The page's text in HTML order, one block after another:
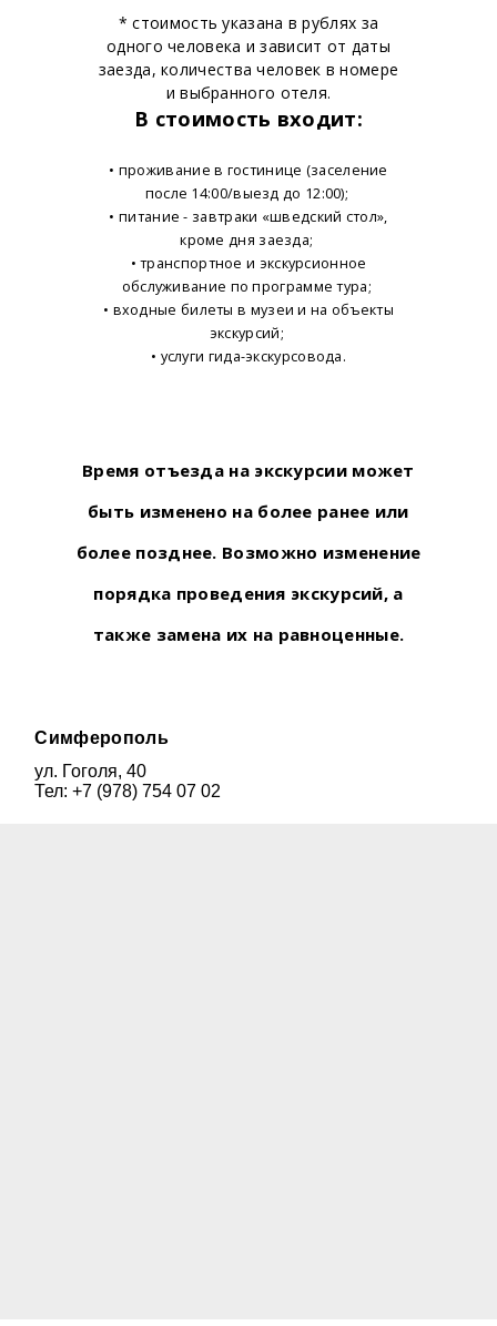
* стоимость указана в рублях за
одного человека и зависит от даты
заезда, количества человек в номере
и выбранного отеля.
В стоимость входит:
• проживание в гостинице (заселение
после 14:00/выезд до 12:00);
• питание - завтраки «шведский стол»,
кроме дня заезда;
• транспортное и экскурсионное
обслуживание по программе тура;
• входные билеты в музеи и на объекты
экскурсий;
• услуги гида-экскурсовода.
Время отъезда на экскурсии может
быть изменено на более ранее или
более позднее. Возможно изменение
порядка проведения экскурсий, а
также замена их на равноценные.
Симферополь
ул. Гоголя, 40
Тел: +7 (978) 754 07 02